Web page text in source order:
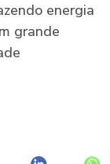
energia
grande